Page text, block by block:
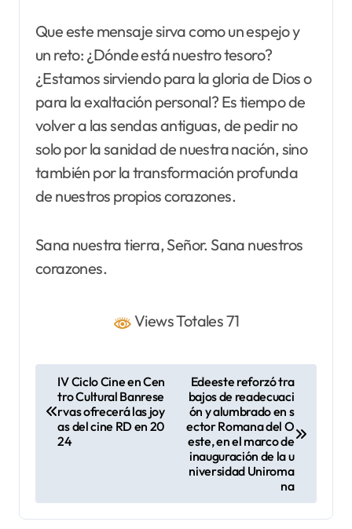
Que este mensaje sirva como un espejo y
un reto: ¿Dónde está nuestro tesoro?
¿Estamos sirviendo para la gloria de Dios o
para la exaltación personal? Es tiempo de
volver a las sendas antiguas, de pedir no
solo por la sanidad de nuestra nación, sino
también por la transformación profunda
de nuestros propios corazones.
Sana nuestra tierra, Señor. Sana nuestros
corazones.
Views Totales 71
a
IV Ciclo Cine en Cen
tro Cultural Banrese
rvas ofrecerá las joy
as del cine RD en 20
24
Edeeste reforzó tra
bajos de readecuaci
ón y alumbrado en s
ector Romana del O
este, en el marco de
inauguración de la u
niversidad Uniroma
na